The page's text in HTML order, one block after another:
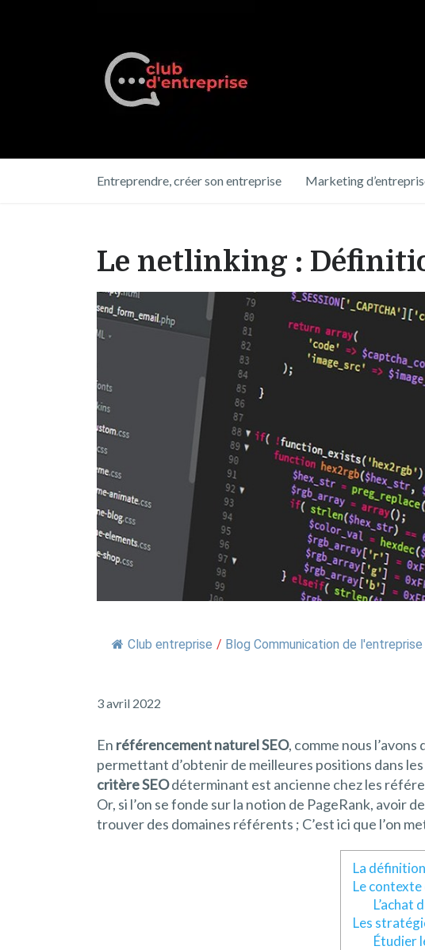
Entreprendre, créer son entreprise Marketing
Le netlinking :
Club entreprise / Blog Communication de l'entreprise
3 avril 2022
En référencement naturel SEO, comme nous
permettant d’obtenir de meilleures positions dans
critère SEOdéterminant est ancienne chez les
Or, si l’on se fonde sur la notion de PageRank,
trouver des domaines référents ; C’est ici que l’on
La
Le contexte
L’achat
Les
Étudier